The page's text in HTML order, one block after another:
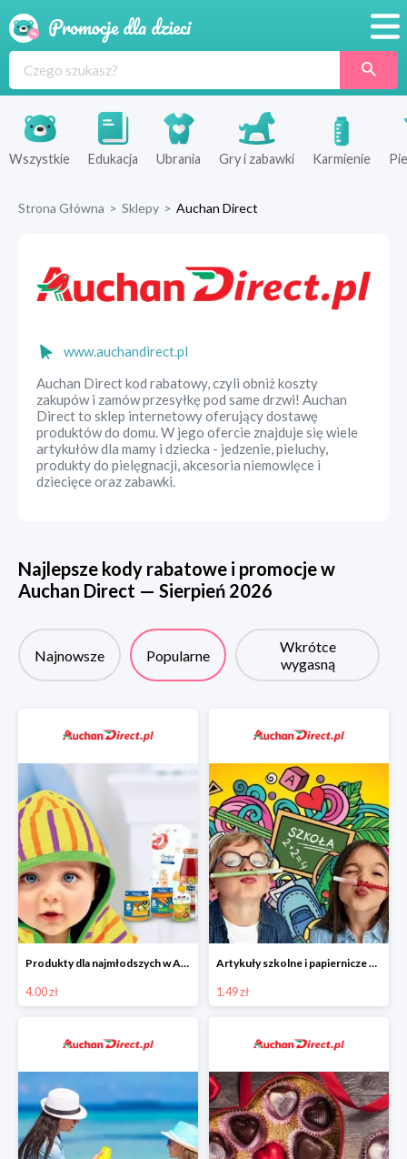
Produkty
Sklepy
Wszystkie Edukacja Ubrania Gry i zabawki Karmienie
Strona Główna > Sklepy > Auchan Direct
www.auchandirect.pl
Auchan Direct kod rabatowy, czyli obniż koszty
zakupów i zamów przesyłkę pod same drzwi! Auchan
Direct to sklep internetowy oferujący dostawę
produktów do domu. W jego ofercie znajduje się wiele
artykułów dla mamy i dziecka - jedzenie, pieluchy,
produkty do pielęgnacji, akcesoria niemowlęce i
dziecięce oraz zabawki.
Najlepsze kody rabatowe i promocje w
Auchan Direct — Sierpień 2026
Najnowsze Popularne
Wkrótce
wygasną
Produkty dla najmłodszych w Auchan Direct od 4 zł
4.00 zł
Artykuły szkolne i papiernicze w Auchan Direct od 1,49 zł
1.49 zł